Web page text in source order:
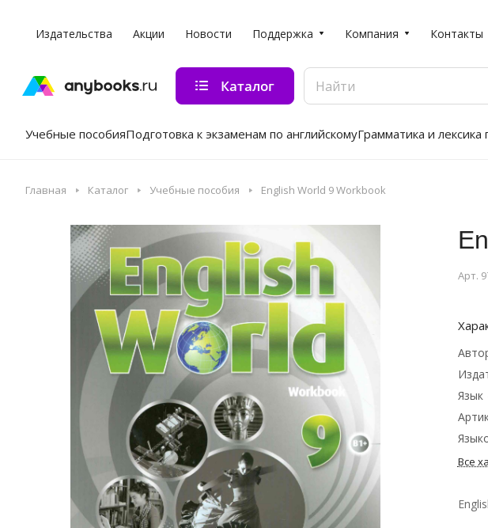
Издательства Акции Новости Поддержка Компания Контакты
Каталог
Учебные пособияПодготовка к экзаменам по английскомуГрамматика и лексика
Главная Каталог Учебные пособия English World 9 Workbook
Арт.
Язык
Все